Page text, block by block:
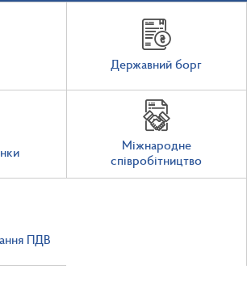
Державний борг
Міжнародне
співробітництво
ПДВ